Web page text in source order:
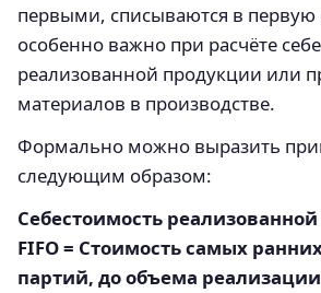
первыми, списываются в первую
особенно важно при расчёте
реализованной продукции или
материалов в производстве.
Формально можно выразить
следующим образом:
Себестоимость
FIFO = Стоимость самых
партий, до объема реализации